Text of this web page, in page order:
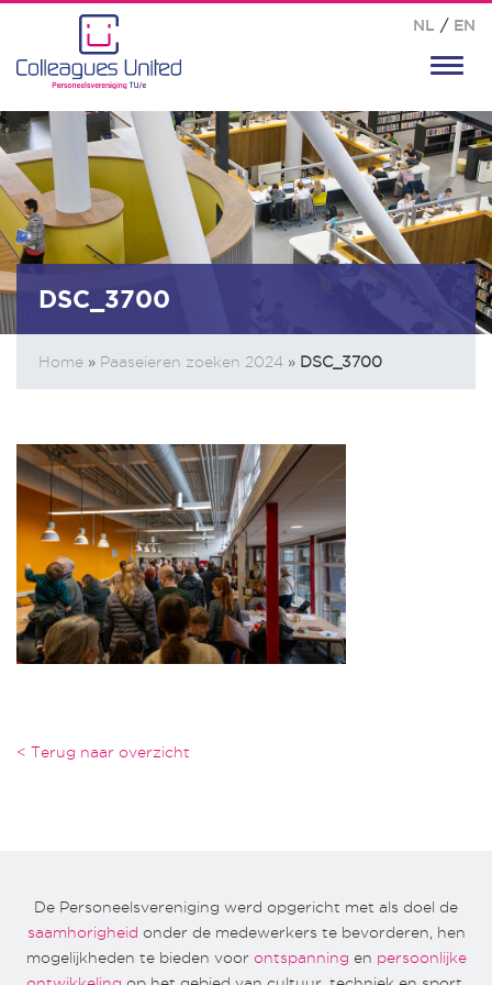
NL / EN
DSC_3700
Home » Paaseieren zoeken 2024 » DSC_3700
< Terug naar overzicht
De Personeelsvereniging werd opgericht met als doel de
saamhorigheid onder de medewerkers te bevorderen, hen
mogelijkheden te bieden voor ontspanning en persoonlijke